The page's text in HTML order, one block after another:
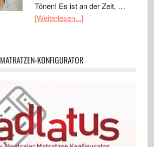
Tönen! Es ist an der Zeit, …
[Weiterlesen...]
MATRATZEN-KONFIGURATOR